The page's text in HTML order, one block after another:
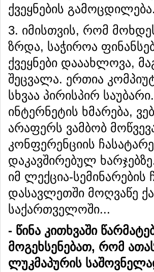
ქვეყნების გამოცდილება.
3. იმისთვის, რომ
ზრდა, საჭიროა
ქვეყნები დააახლოვა,
შეცვალა. ერთია
სხვაა პირისპირ
ინტერნეტის ხმარება,
არაფერს ვამბობ
კონფერენციის
დაკავშირებულ
იმ ლექცია-
დასავლეთში მოღვაწე
საქართველოში...
- წინა კითხვაში
მოგეხსენებათ, რომ
ლუკმაპურის